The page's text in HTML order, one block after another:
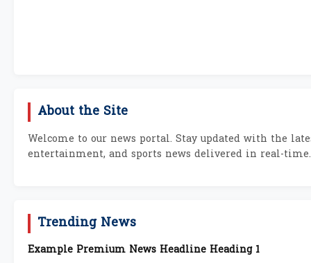
About the Site
Welcome to our news portal. Stay updated with the
entertainment, and sports news delivered in real-time.
Trending News
Example Premium News Headline Heading 1